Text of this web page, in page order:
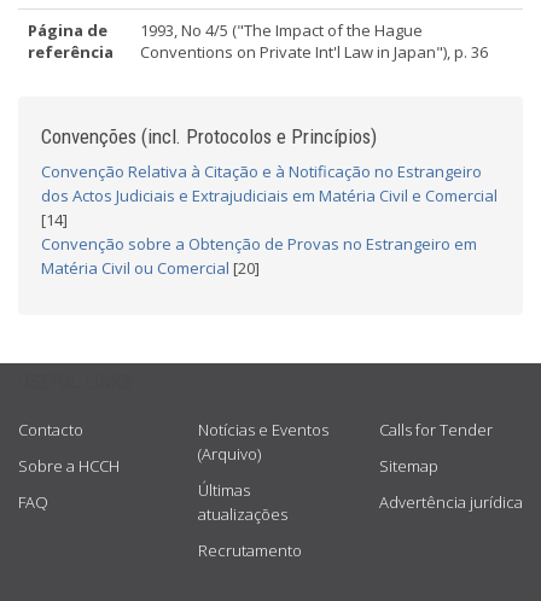
Página de
referência
1993, No 4/5 ("The Impact of the Hague
Conventions on Private Int'l Law in Japan"), p. 36
Convenções (incl. Protocolos e Princípios)
Convenção Relativa à Citação e à Notificação no Estrangeiro
dos Actos Judiciais e Extrajudiciais em Matéria Civil e Comercial
[14]
Convenção sobre a Obtenção de Provas no Estrangeiro em
Matéria Civil ou Comercial [20]
Contacto
Sobre a HCCH
FAQ
Notícias e Eventos
(Arquivo)
Últimas
atualizações
Recrutamento
Calls for Tender
Sitemap
Advertência jurídica